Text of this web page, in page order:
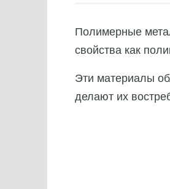
Полимерные
свойства как
Эти материалы
делают их